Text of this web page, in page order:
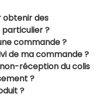
obtenir des
?
commande ?
de ma commande ?
réception du colis
?
?